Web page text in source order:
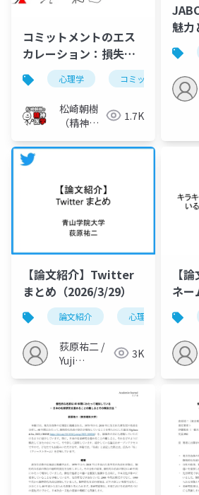
コミットメントのエス
カレーション：損失拡
大の泥沼化の心理学
心理学 コミットメントのエ
松崎朝樹
（精神科
1.7K
魅力
話題
【論文紹介】Twitter
まとめ（2026/3/29）
論文紹介 心理学
荻原祐二 /
Yuji
3K
【
ネー
てい
究）